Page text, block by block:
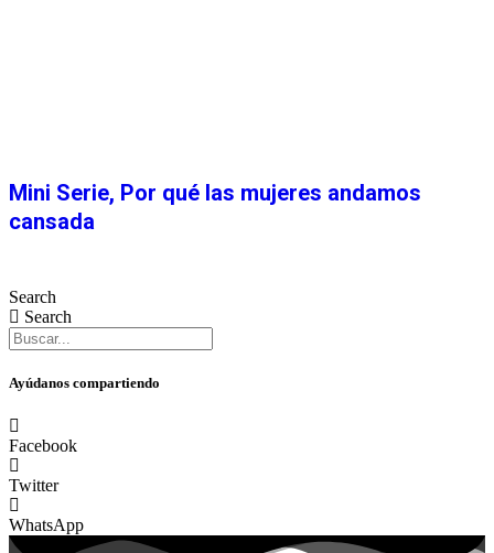
Mini Serie, Por qué las mujeres andamos
cansada
Search
Search
Ayúdanos compartiendo
Facebook
Twitter
WhatsApp